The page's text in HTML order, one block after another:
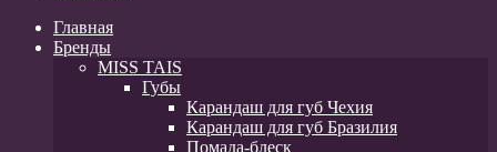
Главная
Бренды
MISS TAIS
Губы
Карандаш для губ Чехия
Карандаш для губ Бразилия
Помада-блеск